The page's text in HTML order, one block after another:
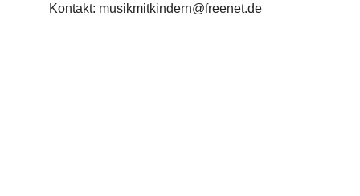
Kontakt: musikmitkindern@freenet.de